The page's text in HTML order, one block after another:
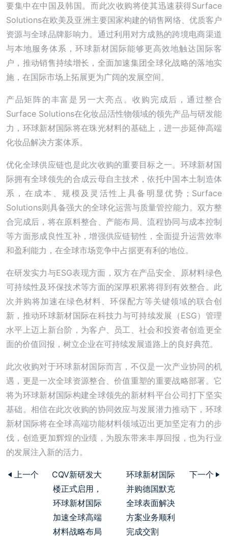
要集中在中国及韩国。而此次收购将使其迅速获得Surface
Solutions在欧美及亚洲主要国家构建的销售网络、优质客户
资源与全球品牌影响力。通过利用对方成熟的跨境电商渠道
与本地服务体系，环球新材国际能够更高效地触达国际客
户，推动销售持续增长，全面加速集团全球化战略的落地实
施，在国际市场上拓展更为广阔的发展空间。
产品矩阵的丰富是另一大亮点。收购完成后，通过整合
Surface Solutions在化妆品活性物领域的领先产品与研发能
力，环球新材国际将在珠光材料的基础上，进一步延伸高端
化妆品解决方案体系。
优化全球供应链也是此次收购的重要目标之一。环球新材国
际拥有全球领先的合成云母自主技术，依托中国本土制造体
系，在成本、规模及灵活性上具备明显优势；Surface
Solutions则具备强大的全球化运营与质量管控能力。双方整
合完成后，将在原料整合、产能布局、流程协同与成本控制
等方面形成良性互补，增强供应链韧性，全面提升运营效率
和盈利能力，在全球市场竞争中占据更有利的地位。
在研发实力与ESG表现方面，双方在产品安全、原材料绿色
可持续性及环保技术等方面的深厚积累将得到有效整合。此
次并购将加速在绿色材料、环保配方等关键领域的联合创
新，推动环球新材国际在科技力与可持续发展（ESG）管理
水平上迈上新台阶，为客户、员工、社会和投资者创造更全
面的价值回报，树立企业在可持续发展道路上的良好典范。
此次收购对于环球新材国际而言，不仅是一次产业协同的机
遇，更是一次全球资源整合、价值重塑的重要战略部署。它
将为环球新材国际构建全球领先的新材料平台公司打下坚实
基础。相信在此次收购的协同效应与发展潜力推动下，环球
新材国际将在全球高端功能材料领域迈出更加坚定有力的步
伐，创造更加辉煌的业绩，为股东带来丰厚回报，也为行业
的发展注入新的活力。
上一个
CQV新研发大
楼正式启用，
环球新材国际
加速全球高端
材料战略布局
环球新材国际
并购德国默克
全球表面解决
方案业务顺利
完成交割
下一个